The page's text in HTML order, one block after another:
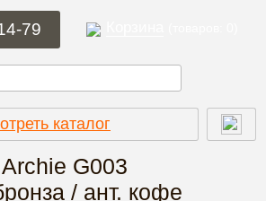
79
каталог
Archie G003
/ ант. кофе